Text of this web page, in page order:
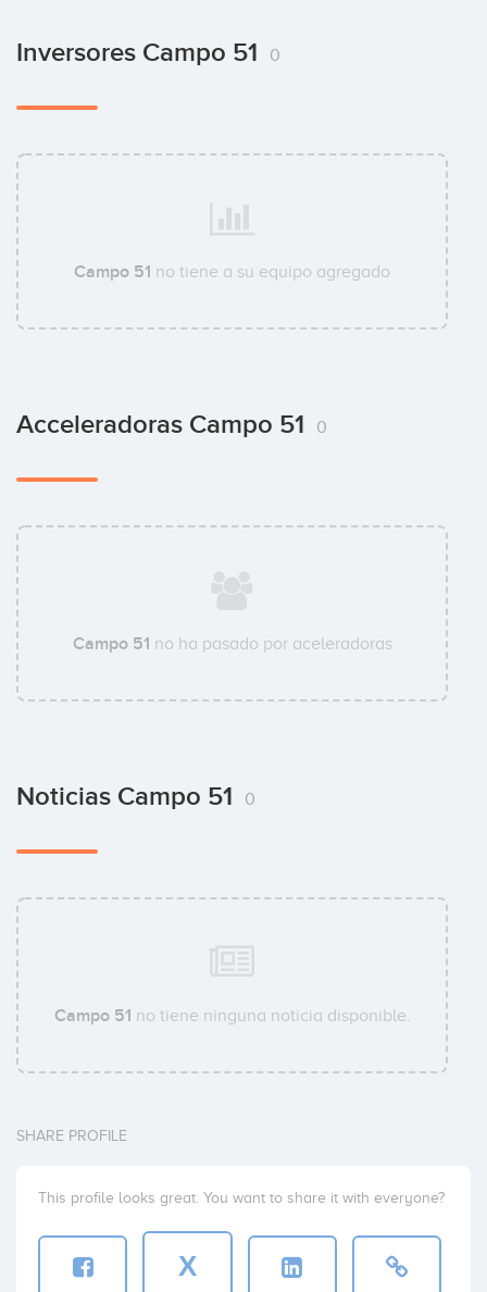
Inversores Campo 51 0
Campo 51 no tiene a su equipo agregado
Acceleradoras Campo 51 0
Campo 51 no ha pasado por aceleradoras
Noticias Campo 51 0
Campo 51 no tiene ninguna noticia disponible.
SHARE PROFILE
This profile looks great. You want to share it with everyone?
X